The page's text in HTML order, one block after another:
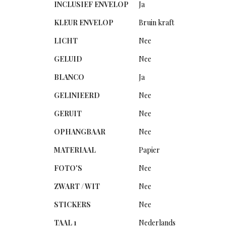
INCLUSIEF ENVELOP
Ja
KLEUR ENVELOP
Bruin kraft
LICHT
Nee
GELUID
Nee
BLANCO
Ja
GELINIEERD
Nee
GERUIT
Nee
OPHANGBAAR
Nee
MATERIAAL
Papier
FOTO'S
Nee
ZWART / WIT
Nee
STICKERS
Nee
TAAL 1
Nederlands